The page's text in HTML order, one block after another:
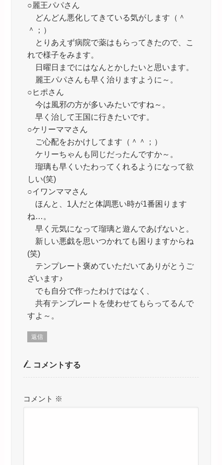
○麗王パパさん
どんどん悪化してきている気がします（＾
＾；）
とりあえず病院で薬はもらってきたので、こ
れで様子をみます。
日曜日までにはなんとかしたいと思います。
麗王パパさんも早く治りますように～。
○ヒポさん
今は風邪の方が多いみたいですね～。
早く治して王国に行きたいです。
○ケリーママさん
ご心配をおかけしてます（＾＾；）
ケリーちゃんも同じだったんですか～。
瑠璃も早くいたわってくれるようになって欲
しい(笑)
○イワンママさん
ほんと、1人だと体調悪い時が1番困ります
ね…。
早く元気になって瑠璃と遊んであげないと。
新しい悪戯を思いつかれても困りますからね
(笑)
テンプレート褒めていただいてありがとうご
ざいます♪
でも自分で作ったわけではなく、
共有テンプレートを使わせてもらってるんで
すよ～。
返信
コメントする
コメント ※